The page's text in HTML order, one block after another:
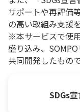
サポートや再評価
の高い取組み支援
※本サービスで使
盛り込み、
共同開発したもので
SDGs